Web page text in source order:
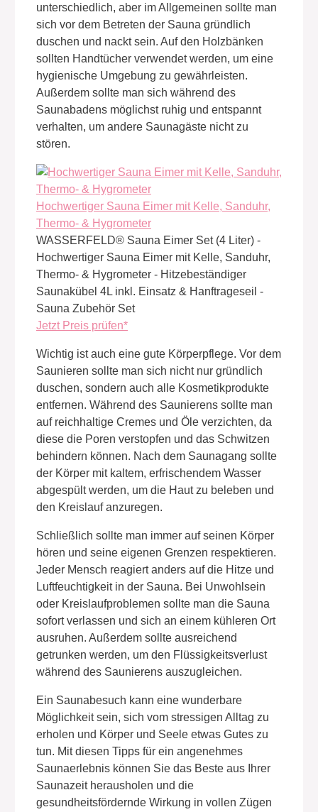
unterschiedlich, aber im Allgemeinen sollte man
sich vor dem Betreten der Sauna gründlich
duschen und nackt sein. Auf den Holzbänken
sollten Handtücher verwendet werden, um eine
hygienische Umgebung zu gewährleisten.
Außerdem sollte man sich während des
Saunabadens möglichst ruhig und entspannt
verhalten, um andere Saunagäste nicht zu
stören.
Hochwertiger Sauna Eimer mit Kelle, Sanduhr,
Thermo- & Hygrometer
WASSERFELD® Sauna Eimer Set (4 Liter) -
Hochwertiger Sauna Eimer mit Kelle, Sanduhr,
Thermo- & Hygrometer - Hitzebeständiger
Saunakübel 4L inkl. Einsatz & Hanftrageseil -
Sauna Zubehör Set
Jetzt Preis prüfen*
Wichtig ist auch eine gute Körperpflege. Vor dem
Saunieren sollte man sich nicht nur gründlich
duschen, sondern auch alle Kosmetikprodukte
entfernen. Während des Saunierens sollte man
auf reichhaltige Cremes und Öle verzichten, da
diese die Poren verstopfen und das Schwitzen
behindern können. Nach dem Saunagang sollte
der Körper mit kaltem, erfrischendem Wasser
abgespült werden, um die Haut zu beleben und
den Kreislauf anzuregen.
Schließlich sollte man immer auf seinen Körper
hören und seine eigenen Grenzen respektieren.
Jeder Mensch reagiert anders auf die Hitze und
Luftfeuchtigkeit in der Sauna. Bei Unwohlsein
oder Kreislaufproblemen sollte man die Sauna
sofort verlassen und sich an einem kühleren Ort
ausruhen. Außerdem sollte ausreichend
getrunken werden, um den Flüssigkeitsverlust
während des Saunierens auszugleichen.
Ein Saunabesuch kann eine wunderbare
Möglichkeit sein, sich vom stressigen Alltag zu
erholen und Körper und Seele etwas Gutes zu
tun. Mit diesen Tipps für ein angenehmes
Saunaerlebnis können Sie das Beste aus Ihrer
Saunazeit herausholen und die
gesundheitsfördernde Wirkung in vollen Zügen